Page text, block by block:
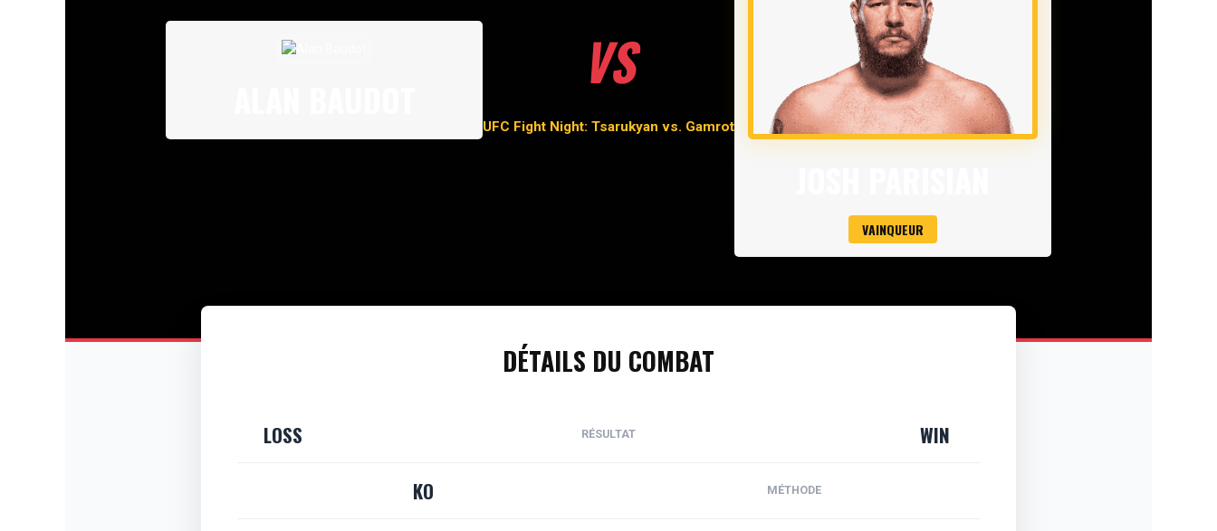
VS
UFC Fight Night: Tsarukyan vs. Gamrot
VAINQUEUR
DÉTAILS DU COMBAT
LOSS RÉSULTAT
WIN
KO
MÉTHODE